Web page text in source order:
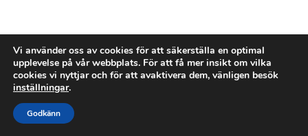
Vi använder oss av cookies för att säkerställa en optimal
upplevelse på vår webbplats. För att få mer insikt om vilka
cookies vi nyttjar och för att avaktivera dem, vänligen besök
inställningar.
Godkänn